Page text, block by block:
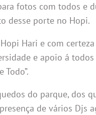
fotos com todos e
desse porte no Hopi.
Hari e com
e apoio á todos
do parque, dos
de vários Djs